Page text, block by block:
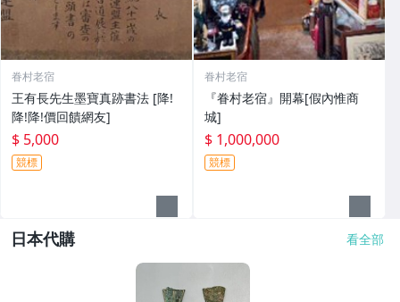
眷村老宿
王有長先生墨寶真跡書法 [降!
降!降!價回饋網友]
$ 5,000
競標
眷村老宿
『眷村老宿』開幕[假內惟商
城]
$ 1,000,000
競標
日本代購 看全部